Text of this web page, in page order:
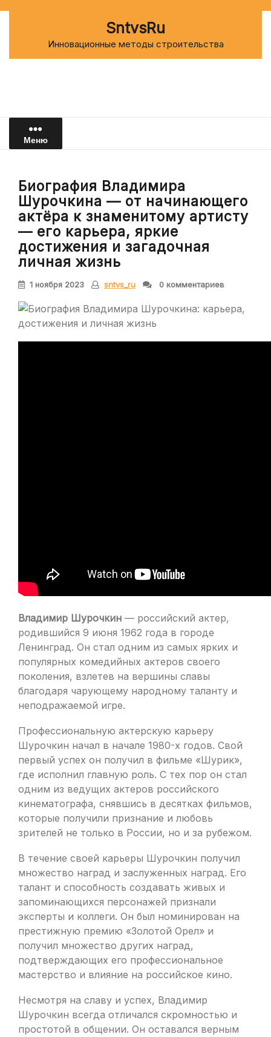
SntvsRu
Инновационные методы строительства
Меню
Биография Владимира
Шурочкина — от начинающего
актёра к знаменитому артисту
— его карьера, яркие
достижения и загадочная
личная жизнь
1 ноября 2023 sntvs_ru 0 комментариев
Владимир Шурочкин — российский актер,
родившийся 9 июня 1962 года в городе
Ленинград. Он стал одним из самых ярких и
популярных комедийных актеров своего
поколения, взлетев на вершины славы
благодаря чарующему народному таланту и
неподражаемой игре.
Профессиональную актерскую карьеру
Шурочкин начал в начале 1980-х годов. Свой
первый успех он получил в фильме «Шурик»,
где исполнил главную роль. С тех пор он стал
одним из ведущих актеров российского
кинематографа, снявшись в десятках фильмов,
которые получили признание и любовь
зрителей не только в России, но и за рубежом.
В течение своей карьеры Шурочкин получил
множество наград и заслуженных наград. Его
талант и способность создавать живых и
запоминающихся персонажей признали
эксперты и коллеги. Он был номинирован на
престижную премию «Золотой Орел» и
получил множество других наград,
подтверждающих его профессиональное
мастерство и влияние на российское кино.
Несмотря на славу и успех, Владимир
Шурочкин всегда отличался скромностью и
простотой в общении. Он оставался верным